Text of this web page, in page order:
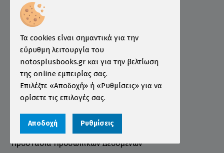
Επιμελητήριο
Ινστιτούτο ÖSD Ελλάδας
Πληροφορίες
Τρόποι Παραγγελίας
Τρόποι Πληρωμής
Τρόποι Αποστολής
Όροι χρήσης
Προστασία Προσωπικών Δεδομένων
Τα cookies είναι σημαντικά για την
εύρυθμη λειτουργία του
notosplusbooks.gr και για την βελτίωση
της online εμπειρίας σας.
Επιλέξτε «Αποδοχή» ή «Ρυθμίσεις» για να
ορίσετε τις επιλογές σας.
Αποδοχή Ρυθμίσεις